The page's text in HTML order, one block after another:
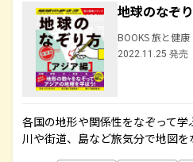
地球のなぞ
BOOKS 旅と健康
2022.11.25 発売
各国の地形や関係性をなぞって学
川や街道、島など旅気分で地図を